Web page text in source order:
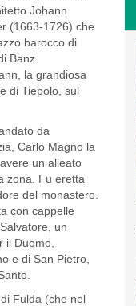
Johann
(1663-1726) che
barocco di
Banz
la grandiosa
di Tiepolo, sul
da
Carlo Magno la
un alleato
zona. Fu eretta
del monastero.
con cappelle
un
il Duomo,
e di San Pietro,
Fulda (che nel